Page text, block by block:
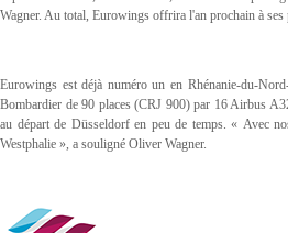
Wagner. Au total, Eurowings offrira l'an prochain à
Eurowings est déjà numéro un en Rhénanie-du-
Bombardier de 90 places (CRJ 900) par 16 Airbus
au départ de Düsseldorf en peu de temps. « Avec
Westphalie », a souligné Oliver Wagner.